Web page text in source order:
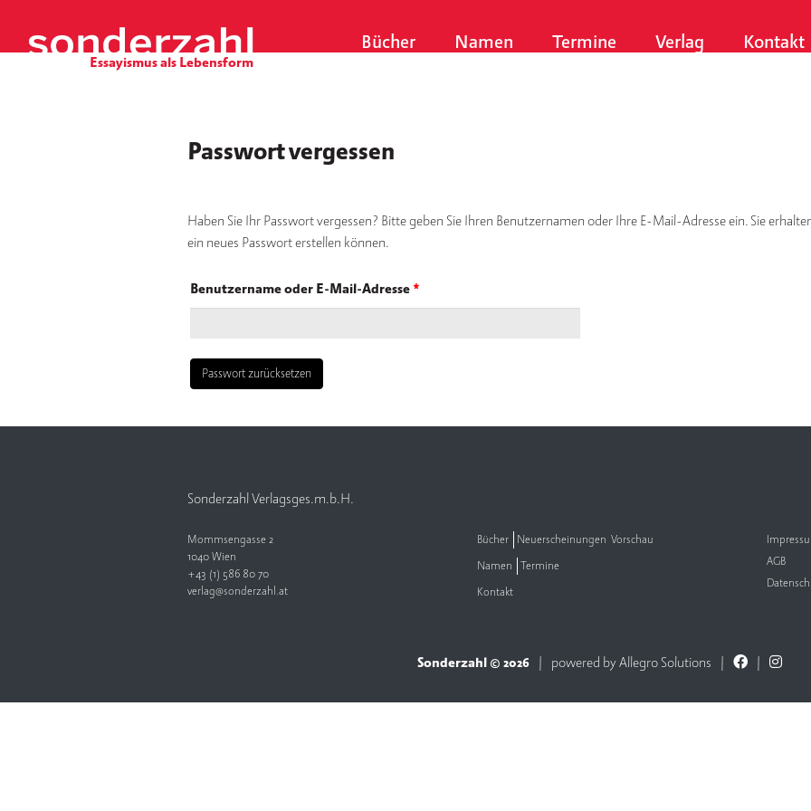
i
Bücher Namen Termine Verlag Kontakt
Passwort vergessen
Haben Sie Ihr Passwort vergessen? Bitte geben Sie Ihren Benutzernamen oder Ihre E-Mail-Adresse ein. Sie
ein neues Passwort erstellen können.
Benutzername oder E-Mail-Adresse *
Passwort zurücksetzen
Sonderzahl Verlagsges.m.b.H.
Mommsengasse 2
1040 Wien
+43 (1) 586 80 70
verlag@sonderzahl.at
Bücher Neuerscheinungen Vorschau
Namen
Termine
Kontakt
AGB
Sonderzahl © 2026 powered byAllegro Solutions